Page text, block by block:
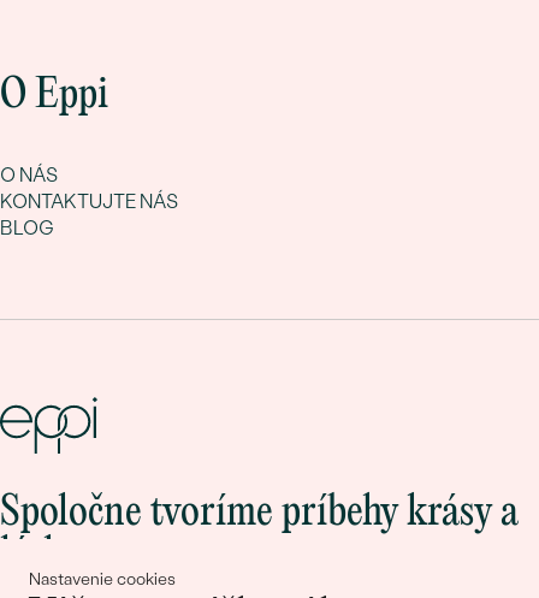
Nastavenie cookies
O Eppi
O NÁS
KONTAKTUJTE NÁS
BLOG
Spoločne tvoríme príbehy krásy a